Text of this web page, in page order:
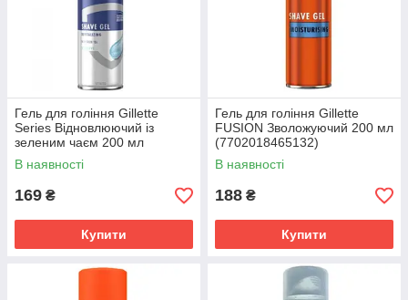
Гель для гоління Gillette
Series Відновлюючий із
зеленим чаєм 200 мл
(7702018619658)
В наявності
169 ₴
Купити
Гель для гоління Gillette
FUSION Зволожуючий 200 мл
(7702018465132)
В наявності
188 ₴
Купити